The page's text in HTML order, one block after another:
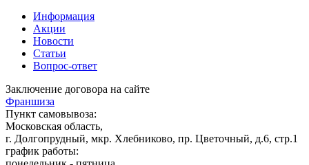
Информация
Акции
Новости
Статьи
Вопрос-ответ
Заключение договора на сайте
Франшиза
Пункт самовывоза:
Московская область,
г. Долгопрудный, мкр. Хлебниково, пр. Цветочный, д.6, стр.1
график работы: